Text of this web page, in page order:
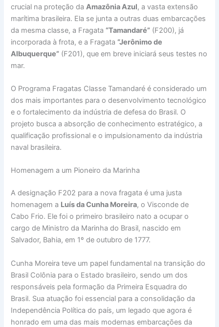
crucial na proteção da Amazônia Azul, a vasta extensão
marítima brasileira. Ela se junta a outras duas embarcações
da mesma classe, a Fragata “Tamandaré” (F200), já
incorporada à frota, e a Fragata “Jerônimo de
Albuquerque” (F201), que em breve iniciará seus testes no
mar.
O Programa Fragatas Classe Tamandaré é considerado um
dos mais importantes para o desenvolvimento tecnológico
e o fortalecimento da indústria de defesa do Brasil. O
projeto busca a absorção de conhecimento estratégico, a
qualificação profissional e o impulsionamento da indústria
naval brasileira.
Homenagem a um Pioneiro da Marinha
A designação F202 para a nova fragata é uma justa
homenagem a Luís da Cunha Moreira, o Visconde de
Cabo Frio. Ele foi o primeiro brasileiro nato a ocupar o
cargo de Ministro da Marinha do Brasil, nascido em
Salvador, Bahia, em 1º de outubro de 1777.
Cunha Moreira teve um papel fundamental na transição do
Brasil Colônia para o Estado brasileiro, sendo um dos
responsáveis pela formação da Primeira Esquadra do
Brasil. Sua atuação foi essencial para a consolidação da
Independência Política do país, um legado que agora é
honrado em uma das mais modernas embarcações da